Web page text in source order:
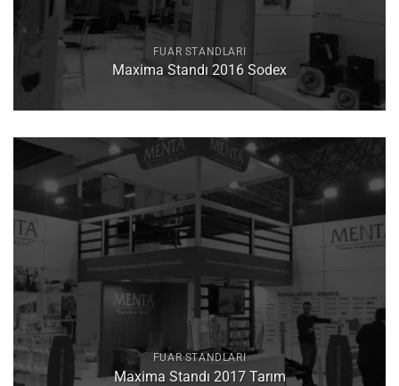
FUAR STANDLARI
Maxima Standı 2016 Sodex
FUAR STANDLARI
Maxima Standı 2017 Tarım